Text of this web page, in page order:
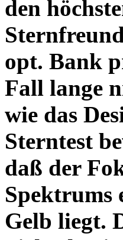
den
opt. Bank
Fall lange
wie das
Sterntest
daß der
Spektrums
Gelb liegt.